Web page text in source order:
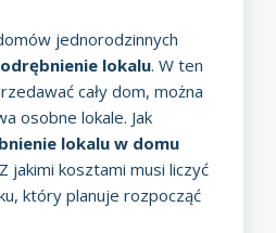
jednorodzinnych
lokalu. W ten
cały dom, można
osobne lokale. Jak
lokalu w domu
jakimi kosztami musi liczyć
który planuje rozpocząć